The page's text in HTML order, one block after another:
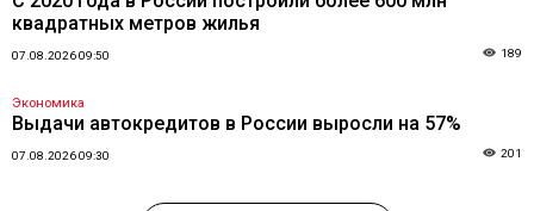
квадратных метров жилья
07.08.2026 09:50 189
Экономика
Выдачи автокредитов в России выросли на 57%
07.08.2026 09:30 201